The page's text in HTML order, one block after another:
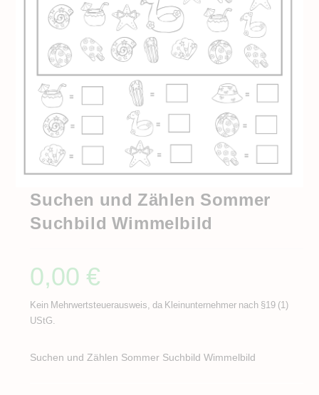
Suchen und Zählen Sommer
Suchbild Wimmelbild
0,00€
Kein Mehrwertsteuerausweis, da Kleinunternehmer nach §19 (1)
UStG.
Suchen und Zählen Sommer Suchbild Wimmelbild